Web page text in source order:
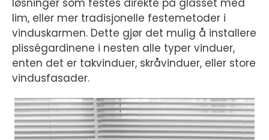
løsninger som festes direkte på glasset med
lim, eller mer tradisjonelle festemetoder i
vinduskarmen. Dette gjør det mulig å installere
plisségardinene i nesten alle typer vinduer,
enten det er takvinduer, skråvinduer, eller store
vindusfasader.